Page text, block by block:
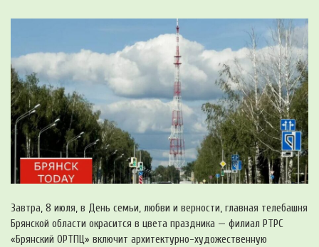
Завтра, 8 июля, в День семьи, любви и верности, главная телебашня
Брянской области окрасится в цвета праздника — филиал РТРС
«Брянский ОРТПЦ» включит архитектурно-художественную